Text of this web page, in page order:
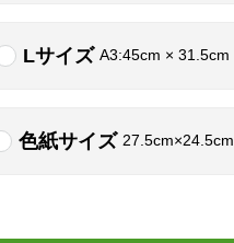
Lサイズ A3:45cm × 31.5cm
色紙サイズ 27.5cm×24.5cm